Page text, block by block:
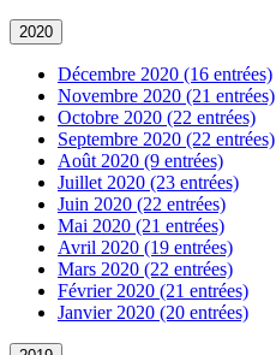
2020
Décembre 2020 (16 entrées)
Novembre 2020 (21 entrées)
Octobre 2020 (22 entrées)
Septembre 2020 (22 entrées)
Août 2020 (9 entrées)
Juillet 2020 (23 entrées)
Juin 2020 (22 entrées)
Mai 2020 (21 entrées)
Avril 2020 (19 entrées)
Mars 2020 (22 entrées)
Février 2020 (21 entrées)
Janvier 2020 (20 entrées)